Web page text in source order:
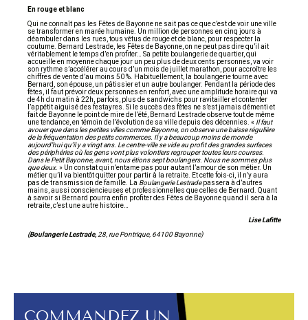
En rouge et blanc
Qui ne connaît pas les Fêtes de Bayonne ne sait pas ce que c’est de voir une ville
se transformer en marée humaine. Un million de personnes en cinq jours à
déambuler dans les rues, tous vêtus de rouge et de blanc, pour respecter la
coutume. Bernard Lestrade, les Fêtes de Bayonne, on ne peut pas dire qu’il ait
véritablement le temps d’en profiter… Sa petite boulangerie de quartier, qui
accueille en moyenne chaque jour un peu plus de deux cents personnes, va voir
son rythme s’accélérer au cours d’un mois de juillet marathon, pour accroître les
chiffres de vente d’au moins 50 %. Habituellement, la boulangerie tourne avec
Bernard, son épouse, un pâtissier et un autre boulanger. Pendant la période des
fêtes, il faut prévoir deux personnes en renfort, avec une amplitude horaire qui va
de 4h du matin à 22h, parfois, plus de sandwichs pour ravitailler et contenter
l’appétit aiguisé des festayres. Si le succès des fêtes ne s’est jamais démenti et
fait de Bayonne le point de mire de l’été, Bernard Lestrade observe tout de même
une tendance, en témoin de l’évolution de sa ville depuis des décennies. « Il faut
avouer que dans les petites villes comme Bayonne, on observe une baisse régulière
de la fréquentation des petits commerces. Il y a beaucoup moins de monde
aujourd’hui qu’il y a vingt ans. Le centre-ville se vide au profit des grandes surfaces
des périphéries où les gens vont plus volontiers regrouper toutes leurs courses.
Dans le Petit Bayonne, avant, nous étions sept boulangers. Nous ne sommes plus
que deux. » Un constat qui n’entame pas pour autant l’amour de son métier. Un
métier qu’il va bientôt quitter pour partir à la retraite. Et cette fois-ci, il n’y aura
pas de transmission de famille. La Boulangerie Lestradepassera à d’autres
mains, aussi consciencieuses et professionnelles que celles de Bernard. Quant
à savoir si Bernard pourra enfin profiter des Fêtes de Bayonne quand il sera à la
retraite, c’est une autre histoire…
Lise Lafitte
(Boulangerie Lestrade, 28, rue Pontrique, 64100 Bayonne)
COMMANDEZ UN